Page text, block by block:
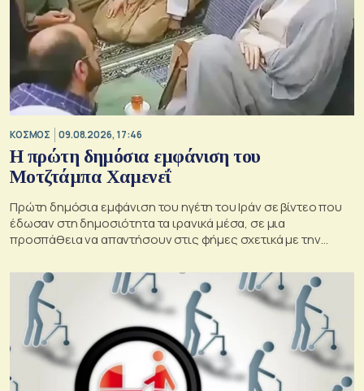
ΚΟΣΜΟΣ 09.08.2026, 17:46
Η πρώτη δημόσια εμφάνιση του
Μοτζτάμπα Χαμενεΐ
Πρώτη δημόσια εμφάνιση του ηγέτη του Ιράν σε βίντεο που
έδωσαν στη δημοσιότητα τα ιρανικά μέσα, σε μια
προσπάθεια να απαντήσουν στις φήμες σχετικά με την